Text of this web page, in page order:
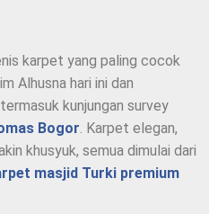
karpet yang paling cocok
Alhusna hari ini dan
kunjungan survey
Bogor. Karpet elegan,
khusyuk, semua dimulai dari
masjid Turki premium